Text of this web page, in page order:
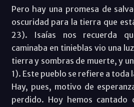
Pero hay una promesa de
oscuridad para la tierra que
23). Isaías nos recuerda
caminaba en tinieblas vio una
tierra y sombras de muerte, y
1). Este pueblo se refiere a toda
Hay, pues, motivo de
perdido. Hoy hemos cantado